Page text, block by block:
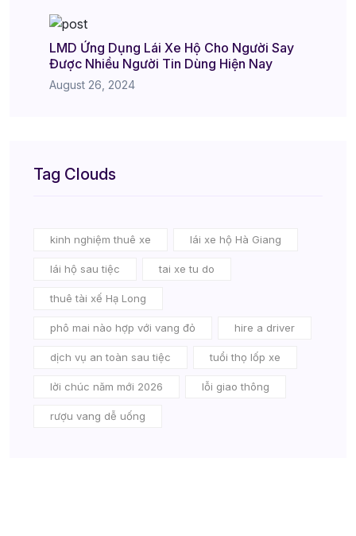
LMD Ứng Dụng Lái Xe Hộ Cho Người Say
Được Nhiều Người Tin Dùng Hiện Nay
August 26, 2024
Tag Clouds
kinh nghiệm thuê xe lái xe hộ Hà Giang
lái hộ sau tiệc tai xe tu do
thuê tài xế Hạ Long
phô mai nào hợp với vang đỏ hire a driver
dịch vụ an toàn sau tiệc tuổi thọ lốp xe
lời chúc năm mới 2026 lỗi giao thông
rượu vang dễ uống